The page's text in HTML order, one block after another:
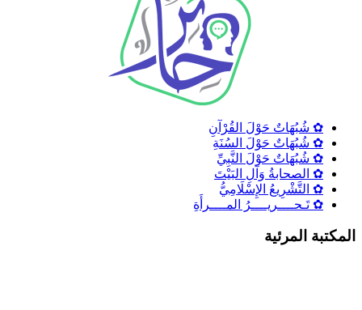
✿ شُبُهَاتٌ حَوْلَ القُرْآنِ
✿ شُبُهَاتٌ حَوْلَ السُنَةِ
✿ شُبُهَاتٌ حَوْلَ النَّبِيِّ
✿ الصحابةُ وَآلِ البَيْتَ
✿ التَّشْرِيعُ الإِسْلَامِيُّ
✿ تَـحــــريــــرُ المــــرأَةِ
المرئية